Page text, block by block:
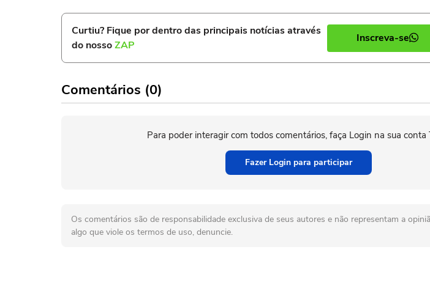
Curtiu? Fique por dentro das principais notícias através
do nossoZAP
Inscreva-se
Comentários (0)
Para poder interagir com todos comentários, faça Login na sua conta
Fazer Login para participar
Os comentários são de responsabilidade exclusiva de seus autores e não representam a
algo que viole os termos de uso, denuncie.